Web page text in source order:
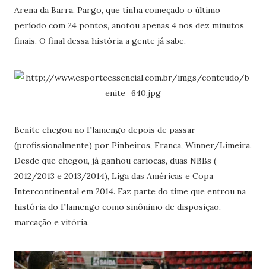
Arena da Barra. Pargo, que tinha começado o último
período com 24 pontos, anotou apenas 4 nos dez minutos
finais. O final dessa história a gente já sabe.
Benite chegou no Flamengo depois de passar
(profissionalmente) por Pinheiros, Franca, Winner/Limeira.
Desde que chegou, já ganhou cariocas, duas NBBs (
2012/2013 e 2013/2014), Liga das Américas e Copa
Intercontinental em 2014. Faz parte do time que entrou na
história do Flamengo como sinônimo de disposição,
marcação e vitória.